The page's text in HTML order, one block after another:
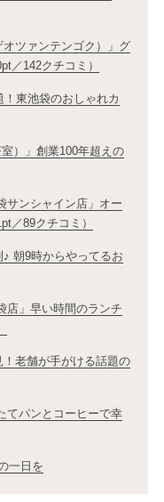
オツァンテンゴク）」グ
／142クチコミ）
！東池袋のおしゃれカ
）」創業100年超えの
サンシャイン店」オー
／89クチコミ）
♪ 朝9時からやってるお
店」早い時間のランチ
！老舗が手がける話題の
てパンとコーヒーで幸
一日を